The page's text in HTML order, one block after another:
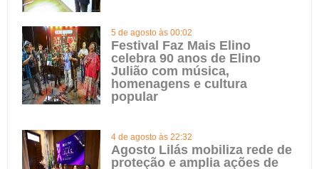
5 de agosto às 00:02
Festival Faz Mais Elino
celebra 90 anos de Elino
Julião com música,
homenagens e cultura
popular
4 de agosto às 22:32
Agosto Lilás mobiliza rede de
proteção e amplia ações de